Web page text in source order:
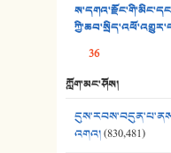
38.
36
ཀློག་མང་ཤོས།
འགའ།(830,481)